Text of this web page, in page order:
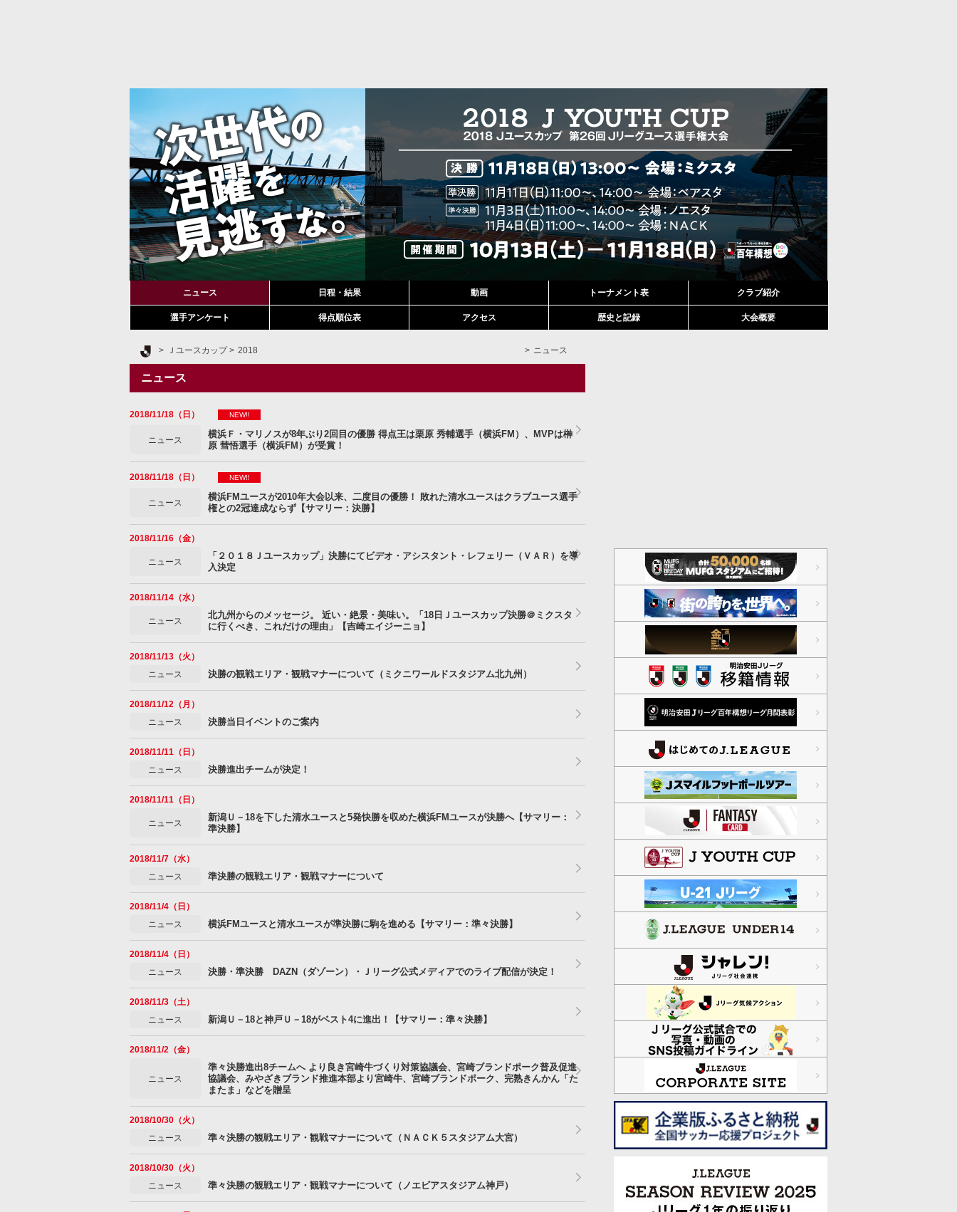
ニュース 日程・結果 動画 トーナメント表 クラブ紹介
選手アンケート 得点順位表 アクセス 歴史と記録 大会概要
Ｊリーグ TOP
Ｊユースカップ 2018 ニュース
ニュース
2018/11/18（日） NEW!!
ニュース
横浜Ｆ・マリノスが8年ぶり2回目の優勝 得点王は栗原 秀輔選手（横浜FM）、MVPは榊
原 彗悟選手（横浜FM）が受賞！
2018/11/18（日） NEW!!
ニュース
横浜FMユースが2010年大会以来、二度目の優勝！ 敗れた清水ユースはクラブユース選手
権との2冠達成ならず【サマリー：決勝】
2018/11/16（金）
ニュース
「２０１８Ｊユースカップ」決勝にてビデオ・アシスタント・レフェリー（ＶＡＲ）を導
入決定
2018/11/14（水）
ニュース
北九州からのメッセージ。 近い・絶景・美味い。「18日Ｊユースカップ決勝＠ミクスタ
に行くべき、これだけの理由」【吉崎エイジーニョ】
2018/11/13（火）
ニュース
決勝の観戦エリア・観戦マナーについて（ミクニワールドスタジアム北九州）
2018/11/12（月）
ニュース
決勝当日イベントのご案内
2018/11/11（日）
ニュース
決勝進出チームが決定！
2018/11/11（日）
ニュース
新潟Ｕ－18を下した清水ユースと5発快勝を収めた横浜FMユースが決勝へ【サマリー：
準決勝】
2018/11/7（水）
ニュース
準決勝の観戦エリア・観戦マナーについて
2018/11/4（日）
ニュース
横浜FMユースと清水ユースが準決勝に駒を進める【サマリー：準々決勝】
2018/11/4（日）
ニュース
決勝・準決勝 DAZN（ダゾーン）・Ｊリーグ公式メディアでのライブ配信が決定！
2018/11/3（土）
ニュース
新潟Ｕ－18と神戸Ｕ－18がベスト4に進出！【サマリー：準々決勝】
2018/11/2（金）
ニュース
準々決勝進出8チームへ より良き宮崎牛づくり対策協議会、宮崎ブランドポーク普及促進
協議会、みやざきブランド推進本部より宮崎牛、宮崎ブランドポーク、完熟きんかん「た
またま」などを贈呈
2018/10/30（火）
ニュース
準々決勝の観戦エリア・観戦マナーについて（ＮＡＣＫ５スタジアム大宮）
2018/10/30（火）
ニュース
準々決勝の観戦エリア・観戦マナーについて（ノエビアスタジアム神戸）